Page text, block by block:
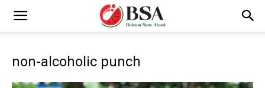
non-alcoholic punch